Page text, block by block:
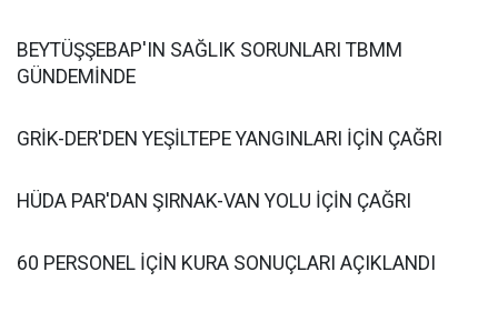
BEYTÜŞŞEBAP'IN SAĞLIK SORUNLARI TBMM
GÜNDEMİNDE
GRİK-DER'DEN YEŞİLTEPE YANGINLARI İÇİN ÇAĞRI
HÜDA PAR'DAN ŞIRNAK-VAN YOLU İÇİN ÇAĞRI
60 PERSONEL İÇİN KURA SONUÇLARI AÇIKLANDI